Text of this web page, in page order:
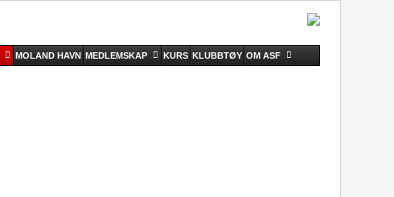
MOLAND HAVN MEDLEMSKAP KURS KLUBBTØY OM ASF